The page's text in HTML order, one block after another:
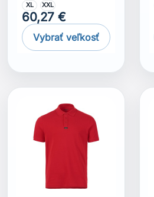
XL XXL
60,27 €
Vybrať veľkosť